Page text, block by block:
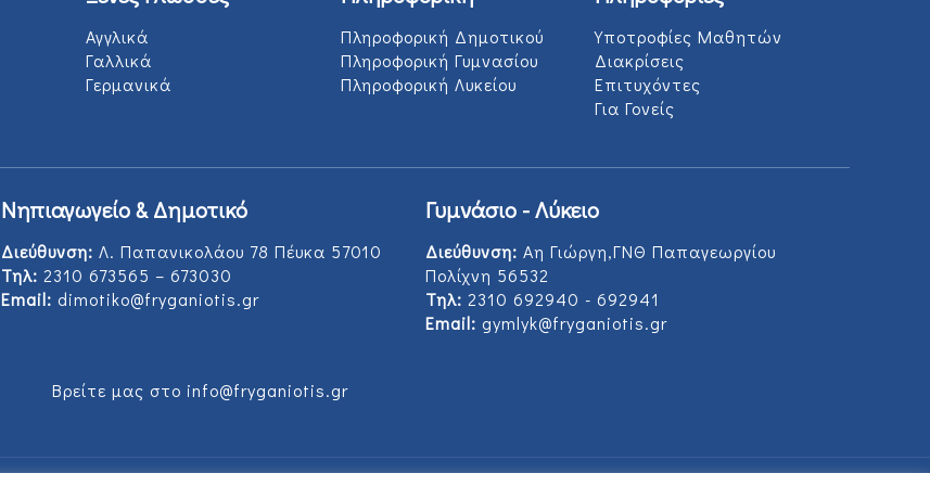
Αγγλικά
Γαλλικά
Γερμανικά
Πληροφορική Δημοτικού
Πληροφορική Γυμνασίου
Πληροφορική Λυκείου
Υποτροφίες Μαθητών
Διακρίσεις
Επιτυχόντες
Για Γονείς
Νηπιαγωγείο & Δημοτικό
Διεύθυνση: Λ. Παπανικολάου 78 Πέυκα 57010
Τηλ: 2310 673565 – 673030
Email: dimotiko@fryganiotis.gr
Γυμνάσιο - Λύκειο
Διεύθυνση: Αη Γιώργη,ΓΝΘ Παπαγεωργίου
Πολίχνη 56532
Τηλ: 2310 692940 - 692941
Email: gymlyk@fryganiotis.gr
Βρείτε μας στο info@fryganiotis.gr